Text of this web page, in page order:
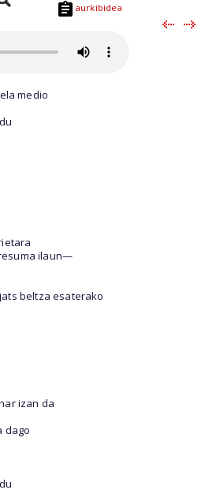
aurkibidea
medio
ilaun—
beltza esaterako
izan da
dago